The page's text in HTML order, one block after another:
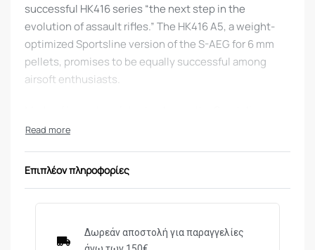
successful HK416 series “the next step in the
evolution of assault rifles.” The HK416 A5, a weight-
optimized Sportsline version of the S-AEG for 6 mm
pellets, promises to be equally successful among
airsoft enthusiasts.
version gives sport shooters a high degree of realism.
scenarios and fast action. Powered by LiPo batteries,
it’s resistant to changes in temperature and offers
rifle and battery. Like a real assault rifle, this airsoft
Επιπλέον πληροφορίες
Δωρεάν αποστολή για παραγγελίες